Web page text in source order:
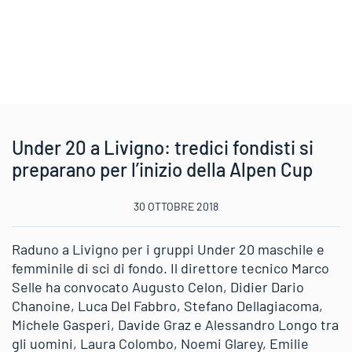
Under 20 a Livigno: tredici fondisti si
preparano per l’inizio della Alpen Cup
30 OTTOBRE 2018
Raduno a Livigno per i gruppi Under 20 maschile e
femminile di sci di fondo. Il direttore tecnico Marco
Selle ha convocato Augusto Celon, Didier Dario
Chanoine, Luca Del Fabbro, Stefano Dellagiacoma,
Michele Gasperi, Davide Graz e Alessandro Longo tra
gli uomini, Laura Colombo, Noemi Glarey, Emilie